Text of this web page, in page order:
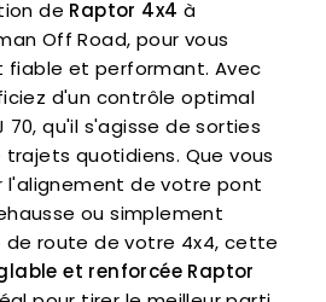
de Raptor 4x4 à
Off Road, pour vous
fiable et performant. Avec
d'un contrôle optimal
qu'il s'agisse de sorties
quotidiens. Que vous
l'alignement de votre pont
ou simplement
de route de votre 4x4, cette
et renforcée Raptor